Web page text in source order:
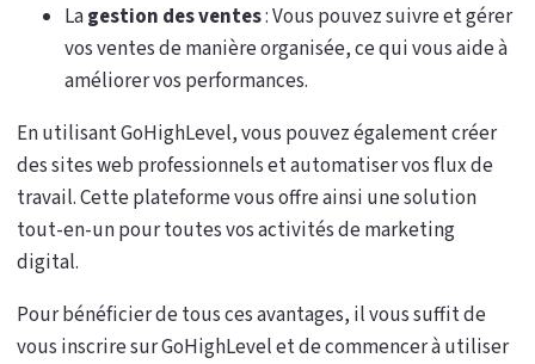
Lagestion des ventes: Vous pouvez suivre et gérer
vos ventes de manière organisée, ce qui vous aide à
améliorer vos performances.
En utilisant GoHighLevel, vous pouvez également créer
des sites web professionnels et automatiser vos flux de
travail. Cette plateforme vous offre ainsi une solution
tout-en-un pour toutes vos activités de marketing
digital.
Pour bénéficier de tous ces avantages, il vous suffit de
vous inscrire sur GoHighLevel et de commencer à utiliser